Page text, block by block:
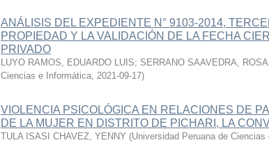
ANÁLISIS DEL EXPEDIENTE N° 9103-2014,
PROPIEDAD Y LA VALIDACIÓN DE LA FECHA
PRIVADO
LUYO RAMOS, EDUARDO LUIS; SERRANO SAAVEDRA,
Ciencias e Informática, 2021-09-17)
VIOLENCIA PSICOLÓGICA EN RELACIONES DE
DE LA MUJER EN DISTRITO DE PICHARI, LA
TULA ISASI CHAVEZ, YENNY (Universidad Peruana de